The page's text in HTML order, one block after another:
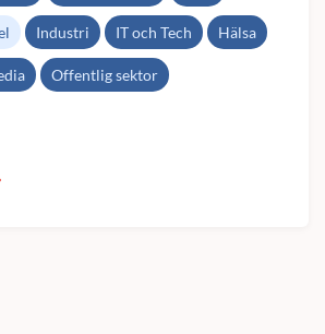
Industri IT och Tech Hälsa
Offentlig sektor